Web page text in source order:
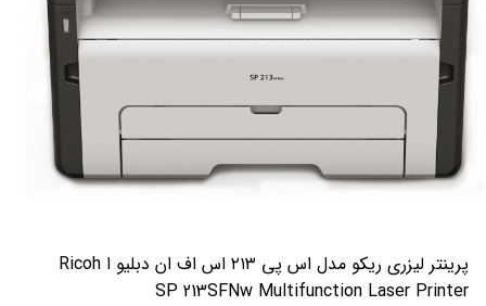
پرینتر لیزری ریکو مدل اس پی ۲۱۳ اس اف ان دبلیو ا Ricoh
SP 213SFNw Multifunction Laser Printer